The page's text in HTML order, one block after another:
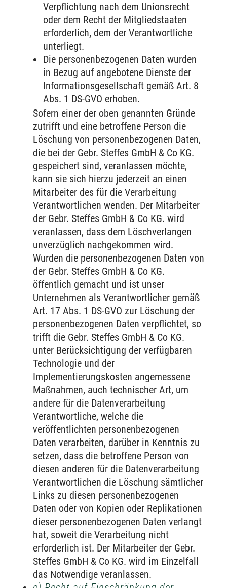
Verpflichtung nach dem Unionsrecht
oder dem Recht der Mitgliedstaaten
erforderlich, dem der Verantwortliche
unterliegt.
Die personenbezogenen Daten wurden
in Bezug auf angebotene Dienste der
Informationsgesellschaft gemäß Art. 8
Abs. 1 DS-GVO erhoben.
Sofern einer der oben genannten Gründe
zutrifft und eine betroffene Person die
Löschung von personenbezogenen Daten,
die bei der Gebr. Steffes GmbH & Co KG.
gespeichert sind, veranlassen möchte,
kann sie sich hierzu jederzeit an einen
Mitarbeiter des für die Verarbeitung
Verantwortlichen wenden. Der Mitarbeiter
der Gebr. Steffes GmbH & Co KG. wird
veranlassen, dass dem Löschverlangen
unverzüglich nachgekommen wird.
Wurden die personenbezogenen Daten von
der Gebr. Steffes GmbH & Co KG.
öffentlich gemacht und ist unser
Unternehmen als Verantwortlicher gemäß
Art. 17 Abs. 1 DS-GVO zur Löschung der
personenbezogenen Daten verpflichtet, so
trifft die Gebr. Steffes GmbH & Co KG.
unter Berücksichtigung der verfügbaren
Technologie und der
Implementierungskosten angemessene
Maßnahmen, auch technischer Art, um
andere für die Datenverarbeitung
Verantwortliche, welche die
veröffentlichten personenbezogenen
Daten verarbeiten, darüber in Kenntnis zu
setzen, dass die betroffene Person von
diesen anderen für die Datenverarbeitung
Verantwortlichen die Löschung sämtlicher
Links zu diesen personenbezogenen
Daten oder von Kopien oder Replikationen
dieser personenbezogenen Daten verlangt
hat, soweit die Verarbeitung nicht
erforderlich ist. Der Mitarbeiter der Gebr.
Steffes GmbH & Co KG. wird im Einzelfall
das Notwendige veranlassen.